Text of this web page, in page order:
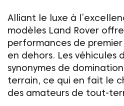
Alliant le luxe à
modèles Land Rover
performances de
en dehors. Les véhicules
synonymes de
terrain, ce qui en fait le
des amateurs de tout-